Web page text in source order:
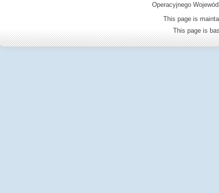
Operacyjnego
This page is
This page is